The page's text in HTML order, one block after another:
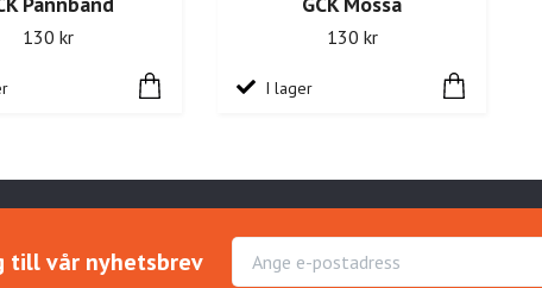
130 kr 130 kr
I lager
till vår nyhetsbrev